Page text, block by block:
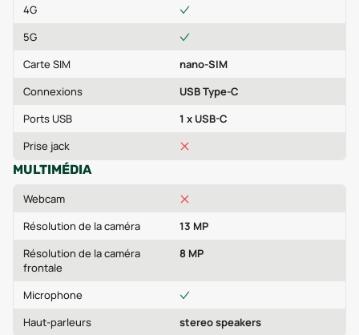
4G
5G
Carte SIM
nano-SIM
Connexions
USB Type-C
Ports USB
1 x USB-C
Prise jack
MULTIMÉDIA
Webcam
Résolution de la caméra
13 MP
Résolution de la caméra
frontale
8 MP
Microphone
Haut-parleurs
stereo speakers